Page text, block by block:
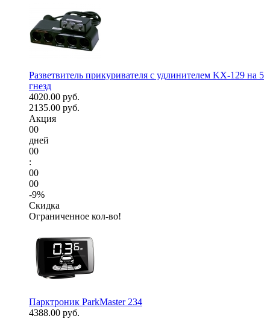
Разветвитель прикуривателя с удлинителем KX-129 на 5
гнезд
4020.00 руб.
2135.00 руб.
Акция
00
дней
00
:
00
00
-9%
Скидка
Ограниченное кол-во!
Парктроник ParkMaster 234
4388.00 руб.